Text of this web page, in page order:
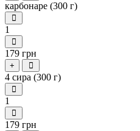
карбонаре (300 г)
1
179 грн
+
4 сира (300 г)
1
179 грн